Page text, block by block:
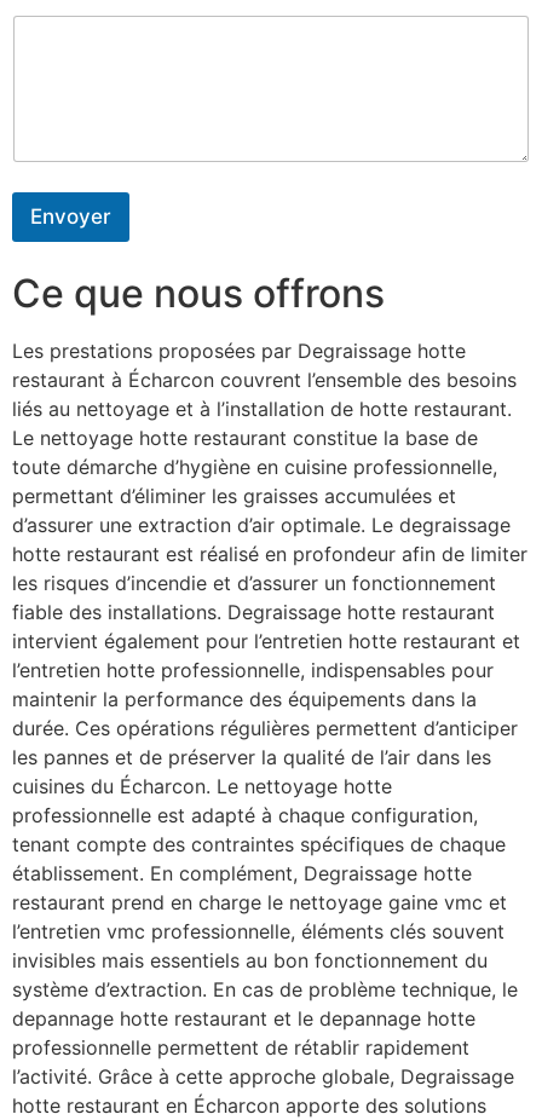
Envoyer
Ce que nous offrons
Les prestations proposées par Degraissage hotte
restaurant à Écharcon couvrent l’ensemble des besoins
liés au nettoyage et à l’installation de hotte restaurant.
Le nettoyage hotte restaurant constitue la base de
toute démarche d’hygiène en cuisine professionnelle,
permettant d’éliminer les graisses accumulées et
d’assurer une extraction d’air optimale. Le degraissage
hotte restaurant est réalisé en profondeur afin de limiter
les risques d’incendie et d’assurer un fonctionnement
fiable des installations. Degraissage hotte restaurant
intervient également pour l’entretien hotte restaurant et
l’entretien hotte professionnelle, indispensables pour
maintenir la performance des équipements dans la
durée. Ces opérations régulières permettent d’anticiper
les pannes et de préserver la qualité de l’air dans les
cuisines du Écharcon. Le nettoyage hotte
professionnelle est adapté à chaque configuration,
tenant compte des contraintes spécifiques de chaque
établissement. En complément, Degraissage hotte
restaurant prend en charge le nettoyage gaine vmc et
l’entretien vmc professionnelle, éléments clés souvent
invisibles mais essentiels au bon fonctionnement du
système d’extraction. En cas de problème technique, le
depannage hotte restaurant et le depannage hotte
professionnelle permettent de rétablir rapidement
l’activité. Grâce à cette approche globale, Degraissage
hotte restaurant en Écharcon apporte des solutions